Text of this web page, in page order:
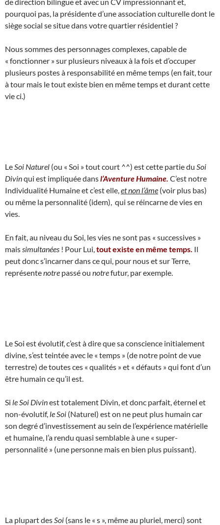
pourquoi pas, la présidente d’une association culturelle dont le
siège social se situe dans votre quartier résidentiel ?
Nous sommes des personnages complexes, capable de
« fonctionner » sur plusieurs niveaux à la fois et d’occuper
plusieurs postes à responsabilité en même temps (en fait, tour
à tour mais le tout existe bien en même temps et durant cette
vie ci.)
Le Soi Naturel (ou « Soi » tout court ^^) est cette partie du Soi
Divinqui est impliquée dansl’Aventure Humaine. C’est notre
Individualité Humaine et c’est elle, et non l’âme (voir plus bas)
ou même la personnalité (idem), qui se réincarne de vies en
vies.
En fait, au niveau du Soi, les vies ne sont pas « successives »
mais simultanées ! Pour Lui, tout existe en même temps. Il
peut donc s’incarner dans ce qui, pour nous et sur Terre,
représentenotre passé ou notrefutur, par exemple.
Le Soi est évolutif, c’est à dire que sa conscience initialement
divine, s’est teintée avec le « temps » (de notre point de vue
terrestre) de toutes ces « qualités » et « défauts » qui font d’un
être humain ce qu’il est.
Si le Soi Divinest totalement Divin, et donc parfait, éternel et
non-évolutif, le Soi (Naturel) est on ne peut plus humain car
son degré d’investissement au sein de l’expérience matérielle
et humaine, l’a rendu quasi semblable à une « super-
personnalité » (une personne mais en bien plus puissant).
La plupart des Soi (sans le « s », même au pluriel, merci) sont